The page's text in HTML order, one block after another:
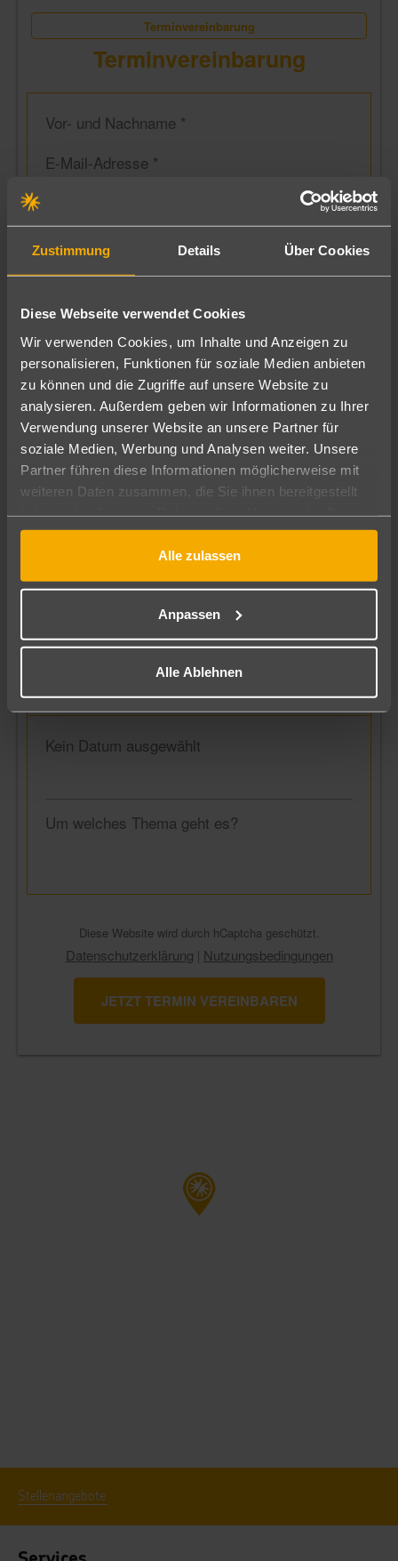
Zustimmung Details Über Cookies
Diese Webseite verwendet Cookies
Wir verwenden Cookies, um Inhalte und Anzeigen zu
personalisieren, Funktionen für soziale Medien anbieten
zu können und die Zugriffe auf unsere Website zu
analysieren. Außerdem geben wir Informationen zu Ihrer
Verwendung unserer Website an unsere Partner für
soziale Medien, Werbung und Analysen weiter. Unsere
Partner führen diese Informationen möglicherweise mit
weiteren Daten zusammen, die Sie ihnen bereitgestellt
gesammelt haben.
Alle zulassen
Anpassen
Alle Ablehnen
Terminvereinbarung
Terminvereinbarung
Vor- und Nachname *
E-Mail-Adresse *
Ansprechpartner *
Ansprechpartner
Terminart
Anlass
Anlass
« ‹ August 2026 › »
MO DI MI DO FR SA SO
27 28 29 30 31 1
2
3
4 5 6 7 8
9
13 14
24
25 26 27 28 29
30
3 4
Kein Datum ausgewählt
Um welches Thema geht es?
Diese Website wird durch hCaptcha geschützt.
Datenschutzerklärung Nutzungsbedingungen
JETZT TERMIN VEREINBAREN
Stellenangebote